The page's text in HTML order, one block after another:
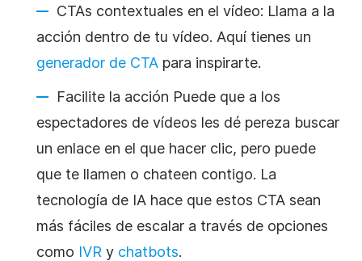
CTAs contextuales en el vídeo: Llama a la
acción dentro de tu vídeo. Aquí tienes un
generador de CTA para inspirarte.
Facilite la acción Puede que a los
espectadores de vídeos les dé pereza buscar
un enlace en el que hacer clic, pero puede
que te llamen o chateen contigo. La
tecnología de IA hace que estos CTA sean
más fáciles de escalar a través de opciones
como IVR y chatbots.